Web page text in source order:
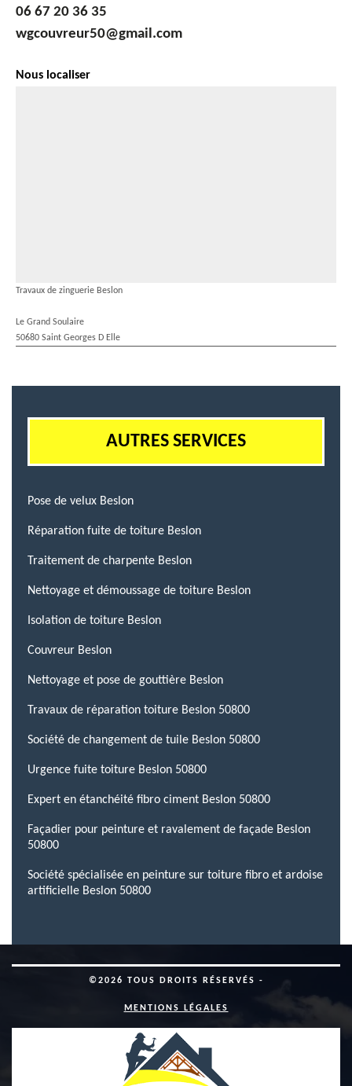
06 67 20 36 35
wgcouvreur50@gmail.com
Nous localiser
Travaux de zinguerie Beslon
Le Grand Soulaire
50680 Saint Georges D Elle
AUTRES SERVICES
Pose de velux Beslon
Réparation fuite de toiture Beslon
Traitement de charpente Beslon
Nettoyage et démoussage de toiture Beslon
Isolation de toiture Beslon
Couvreur Beslon
Nettoyage et pose de gouttière Beslon
Travaux de réparation toiture Beslon 50800
Société de changement de tuile Beslon 50800
Urgence fuite toiture Beslon 50800
Expert en étanchéité fibro ciment Beslon 50800
Façadier pour peinture et ravalement de façade Beslon
50800
Société spécialisée en peinture sur toiture fibro et ardoise
artificielle Beslon 50800
©2026 TOUS DROITS RÉSERVÉS -
MENTIONS LÉGALES